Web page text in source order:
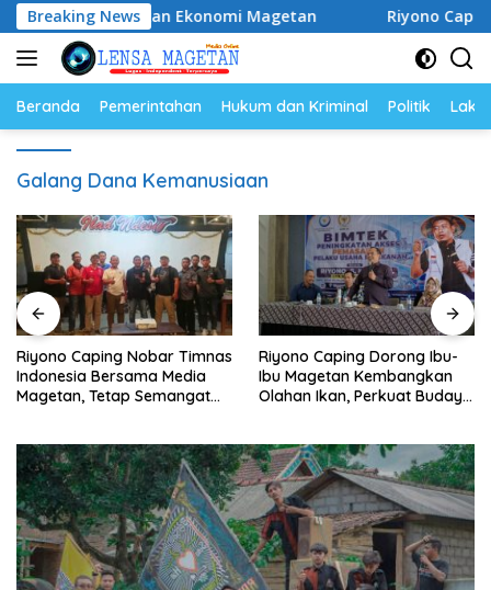
Langsung
ke
konten
Breaking News
Gerakkan Ekonomi Magetan Riyono Caping Nobar
Beranda Pemerintahan Hukum dan Kriminal Politik
Galang Dana Kemanusiaan
Riyono Caping Nobar Timnas
Indonesia Bersama Media
Magetan, Tetap Semangat
Riyono Caping Dorong Ibu-
Ibu Magetan Kembangkan
Olahan Ikan, Perkuat Budaya